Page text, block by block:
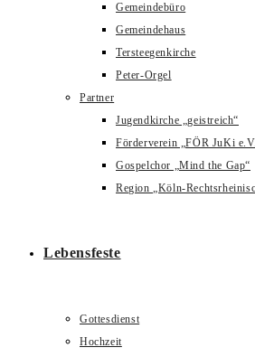
Gemeindebüro
Gemeindehaus
Tersteegenkirche
Peter-Orgel
Partner
Jugendkirche „geistreich“
Förderverein „FÖR JuKi
Gospelchor „Mind the Gap“
Region „Köln-
Lebensfeste
Gottesdienst
Hochzeit